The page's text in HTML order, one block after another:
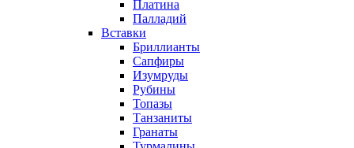
Платина
Палладий
Вставки
Бриллианты
Сапфиры
Изумруды
Рубины
Топазы
Танзаниты
Гранаты